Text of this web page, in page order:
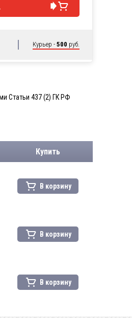
Курьер - 500 руб.
Статьи 437 (2) ГК РФ
Купить
В корзину
В корзину
В корзину